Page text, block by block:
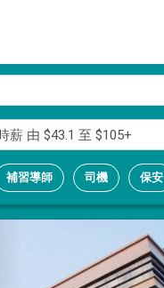
薪由 $43.1 至 $105+
補習導師 司機 保安